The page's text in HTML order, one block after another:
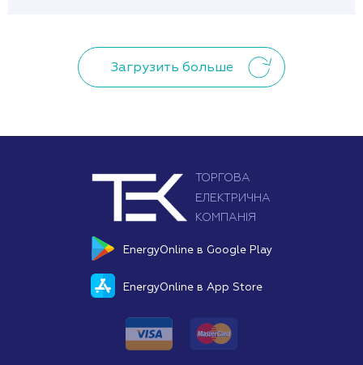
Загрузить больше
EnergyOnline в Google Play
EnergyOnline в App Store